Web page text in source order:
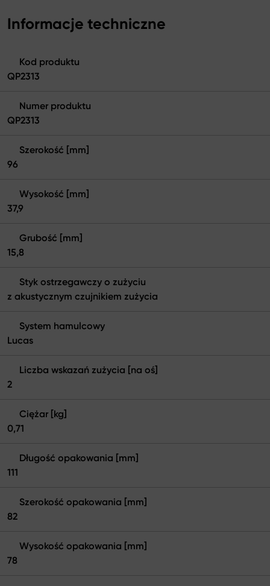
Informacje techniczne
Kod produktu
QP2313
Numer produktu
QP2313
Szerokość [mm]
96
Wysokość [mm]
37,9
Grubość [mm]
15,8
Styk ostrzegawczy o zużyciu
z akustycznym czujnikiem zużycia
System hamulcowy
Lucas
Liczba wskazań zużycia [na oś]
2
Ciężar [kg]
0,71
Długość opakowania [mm]
111
Szerokość opakowania [mm]
82
Wysokość opakowania [mm]
78